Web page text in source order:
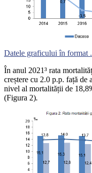
Datele graficului în format
În anul 2021³ rata
creștere cu 2.0 p.p. față de
nivel al mortalității de
(Figura 2).